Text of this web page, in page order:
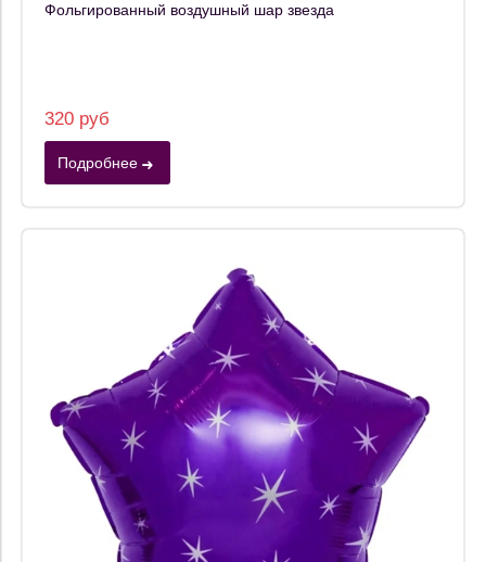
Фольгированный воздушный шар звезда
320 руб
Подробнее